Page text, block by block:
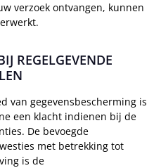
verzoek ontvangen, kunnen
REGELGEVENDE
van gegevensbescherming is
een klacht indienen bij de
De bevoegde
met betrekking tot
is de